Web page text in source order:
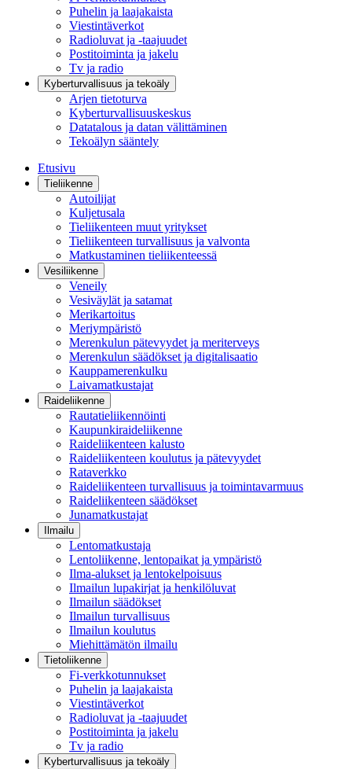
Puhelin ja laajakaista
Viestintäverkot
Radioluvat ja -taajuudet
Postitoiminta ja jakelu
Tv ja radio
Kyberturvallisuus ja tekoäly
Arjen tietoturva
Kyberturvallisuuskeskus
Datatalous ja datan välittäminen
Tekoälyn sääntely
Etusivu
Tieliikenne
Autoilijat
Kuljetusala
Tieliikenteen muut yritykset
Tieliikenteen turvallisuus ja valvonta
Matkustaminen tieliikenteessä
Vesiliikenne
Veneily
Vesiväylät ja satamat
Merikartoitus
Meriympäristö
Merenkulun pätevyydet ja meriterveys
Merenkulun säädökset ja digitalisaatio
Kauppamerenkulku
Laivamatkustajat
Raideliikenne
Rautatieliikennöinti
Kaupunkiraideliikenne
Raideliikenteen kalusto
Raideliikenteen koulutus ja pätevyydet
Rataverkko
Raideliikenteen turvallisuus ja toimintavarmuus
Raideliikenteen säädökset
Junamatkustajat
Ilmailu
Lentomatkustaja
Lentoliikenne, lentopaikat ja ympäristö
Ilma-alukset ja lentokelpoisuus
Ilmailun lupakirjat ja henkilöluvat
Ilmailun säädökset
Ilmailun turvallisuus
Ilmailun koulutus
Miehittämätön ilmailu
Tietoliikenne
Fi-verkkotunnukset
Puhelin ja laajakaista
Viestintäverkot
Radioluvat ja -taajuudet
Postitoiminta ja jakelu
Tv ja radio
Kyberturvallisuus ja tekoäly